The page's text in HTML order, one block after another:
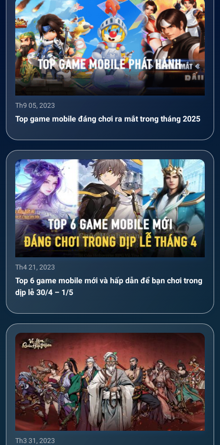
Th9 05, 2023
Top game mobile đáng chơi ra mắt trong tháng 2025
Th4 21, 2023
Top 6 game mobile mới và hấp dẫn để bạn chơi trong
dịp lễ 30/4 – 1/5
Th3 31, 2023